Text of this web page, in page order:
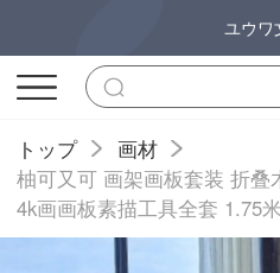
ユウワ
トップ
画材
柚可又可 画架画板套装 折
4k画画板素描工具全套 1.75